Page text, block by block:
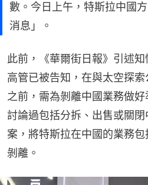
數。今日上午，特斯拉中國
消息」。
此前，《華爾街日報》引述
高管已被告知，在與太空探
之前，需為剝離中國業務做
討論過包括分拆、出售或關
案，將特斯拉在中國的業務
剝離。